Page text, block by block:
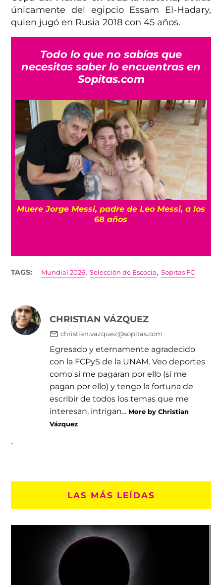
únicamente del egipcio Essam El-Hadary,
quien jugó en Rusia 2018 con 45 años.
Todo lo que no sabías que
necesitas saber lo encuentras en
Sopitas.com
Muere Jorge Messi, padre de Leo Messi, a los
68 años
TAGS: Mundial 2026,Selección de Escocia,Sopitas FC
CHRISTIAN VÁZQUEZ
christian.vazquez@sopitas.com
Egresado y eternamente agradecido
con la FCPyS de la UNAM. Veo deportes
como si me pagaran por ello (sí me
pagan por ello) y tengo la fortuna de
escribir de todos los temas que me
interesan, intrigan... More by Christian
Vázquez
LAS MÁS LEÍDAS